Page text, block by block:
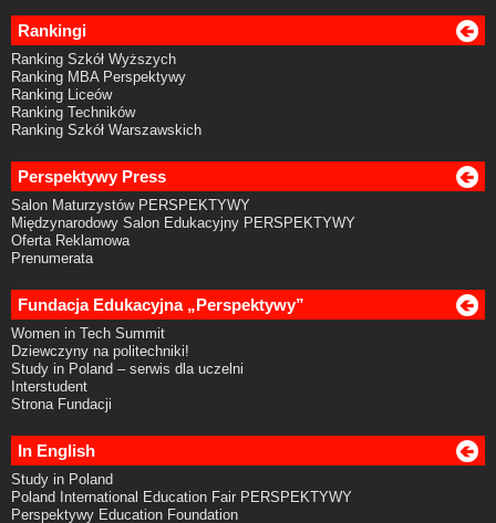
Rankingi
Ranking Szkół Wyższych
Ranking MBA Perspektywy
Ranking Liceów
Ranking Techników
Ranking Szkół Warszawskich
Perspektywy Press
Salon Maturzystów PERSPEKTYWY
Międzynarodowy Salon Edukacyjny PERSPEKTYWY
Oferta Reklamowa
Prenumerata
Fundacja Edukacyjna „Perspektywy”
Women in Tech Summit
Dziewczyny na politechniki!
Study in Poland – serwis dla uczelni
Interstudent
Strona Fundacji
In English
Study in Poland
Poland International Education Fair PERSPEKTYWY
Perspektywy Education Foundation